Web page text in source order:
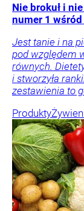
Nie brokuł i
numer 1
Jest tanie i na
pod względem
równych.
i stworzyła
zestawienia to
Produkty